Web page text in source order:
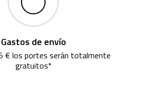
Gastos de envío
€ los portes serán totalmente
gratuitos*